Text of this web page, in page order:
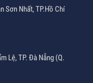
Sơn Nhất, TP.Hồ Chí
Lệ, TP. Đà Nẵng (Q.